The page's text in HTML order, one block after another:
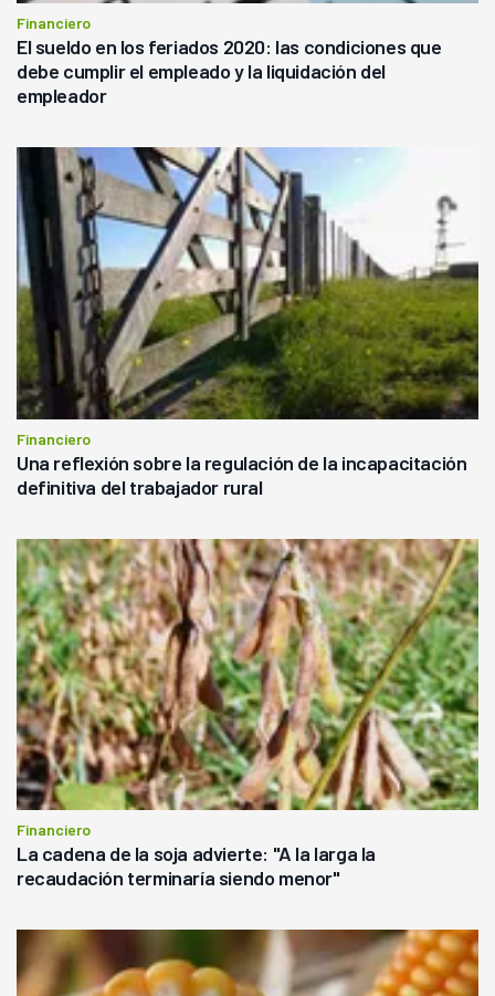
Financiero
El sueldo en los feriados 2020: las condiciones que
debe cumplir el empleado y la liquidación del
empleador
Financiero
Una reflexión sobre la regulación de la incapacitación
definitiva del trabajador rural
Financiero
La cadena de la soja advierte: "A la larga la
recaudación terminaría siendo menor"